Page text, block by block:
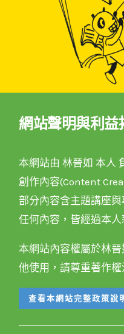
網站聲明與利益
本網站由 林晉如 本人
創作內容(Content
部分內容含主題講座
任何內容，皆經過本
本網站內容權屬於林
他使用，請尊重著作
查看本網站完整政策說